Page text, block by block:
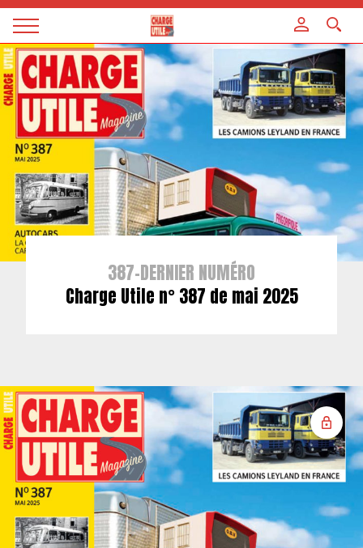
Magazine
Charge
utile
387-DERNIER NUMÉRO
Charge Utile n° 387 de mai 2025
Panneau de gestion des cookies